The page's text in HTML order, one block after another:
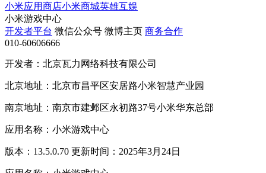
小米应用商店小米商城英雄互娱
小米游戏中心
开发者平台 微信公众号 微博主页 商务合作
010-60606666
开发者：北京瓦力网络科技有限公司
北京地址：北京市昌平区安居路小米智慧产业园
南京地址：南京市建邺区永初路37号小米华东总部
应用名称：小米游戏中心
版本：13.5.0.70 更新时间：2025年3月24日